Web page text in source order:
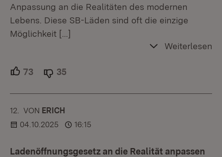
Anpassung an die Realitäten des modernen
Lebens. Diese SB-Läden sind oft die einzige
Möglichkeit […]
Weiterlesen
73 Unterstützer.
35
12. KOMMENTAR
VON :ERICH
04.10.2025
16:15
Ladenöffnungsgesetz an die Realität anpassen